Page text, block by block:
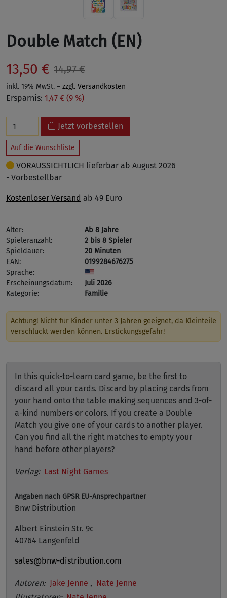
Double Match (EN)
13,50 € 14,97 €
inkl. 19% MwSt. – zzgl. Versandkosten
Ersparnis: 1,47 € (9 %)
Jetzt vorbestellen
Auf die Wunschliste
VORAUSSICHTLICH lieferbar ab August 2026
- Vorbestellbar
Kostenloser Versand ab 49 Euro
Alter:
Ab 8 Jahre
Spieleranzahl:
2 bis 8 Spieler
Spieldauer:
20 Minuten
EAN:
0199284676275
Sprache:
Erscheinungsdatum:
Juli 2026
Kategorie:
Familie
Achtung! Nicht für Kinder unter 3 Jahren geeignet, da Kleinteile
verschluckt werden können. Erstickungsgefahr!
In this quick-to-learn card game, be the first to
discard all your cards. Discard by placing cards from
your hand onto the table making sequences and 3-of-
a-kind numbers or colors. If you create a Double
Match you give one of your cards to another player.
Can you find all the right matches to empty your
hand before other players?
Verlag: Last Night Games
Angaben nach GPSR EU-Ansprechpartner
Bnw Distribution
Albert Einstein Str. 9c
40764 Langenfeld
sales@bnw-distribution.com
Autoren: Jake Jenne , Nate Jenne